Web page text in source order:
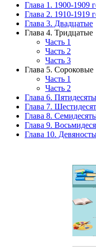
Глава 1. 1900-1909
Глава 2. 1910-1919
Глава 3. Двадцатые
Глава 4. Тридцатые
Часть 1
Часть 2
Часть 3
Глава 5. Сороковые
Часть 1
Часть 2
Глава 6.
Глава 7.
Глава 8.
Глава 9.
Глава 10.